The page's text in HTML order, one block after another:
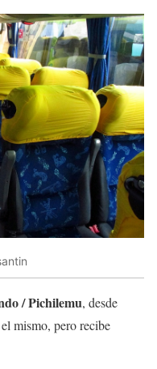
/ Pichilemu, desde
mismo, pero recibe